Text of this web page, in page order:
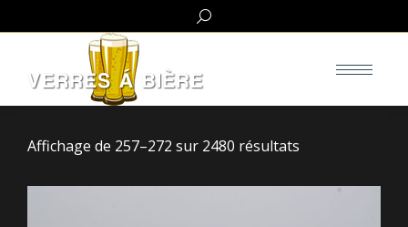
Search:
Affichage de 257–272 sur 2480 résultats